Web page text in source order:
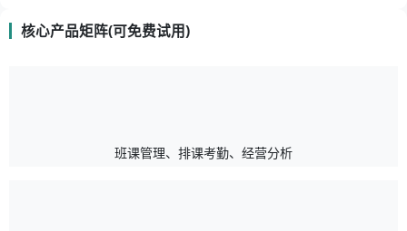
核心产品矩阵(可免费试用)
班课管理、排课考勤、经营分析